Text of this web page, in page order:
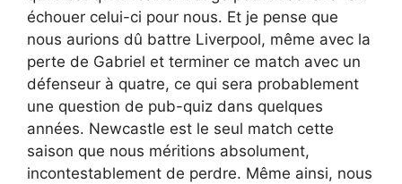
échouer celui-ci pour nous. Et je pense que
nous aurions dû battre Liverpool, même avec la
perte de Gabriel et terminer ce match avec un
défenseur à quatre, ce qui sera probablement
une question de pub-quiz dans quelques
années. Newcastle est le seul match cette
saison que nous méritions absolument,
incontestablement de perdre. Même ainsi, nous